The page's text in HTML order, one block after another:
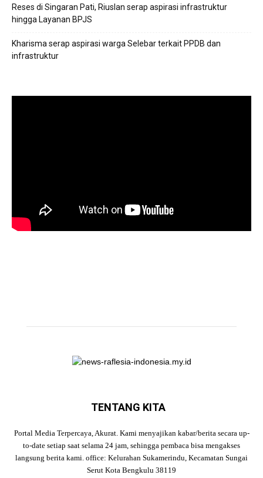
Reses di Singaran Pati, Riuslan serap aspirasi infrastruktur
hingga Layanan BPJS
Kharisma serap aspirasi warga Selebar terkait PPDB dan
infrastruktur
TENTANG KITA
Portal Media Terpercaya, Akurat. Kami menyajikan kabar/berita secara up-
to-date setiap saat selama 24 jam, sehingga pembaca bisa mengakses
langsung berita kami. office: Kelurahan Sukamerindu, Kecamatan Sungai
Serut Kota Bengkulu 38119